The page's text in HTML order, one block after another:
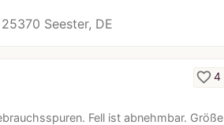
25370 Seester, DE
Fell ist abnehmbar. Größe
favorite_border4